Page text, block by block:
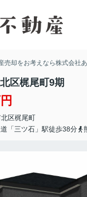
売却をお考えなら株式会社
区梶尾町9期
区梶尾町
「三ツ石」駅徒歩38分